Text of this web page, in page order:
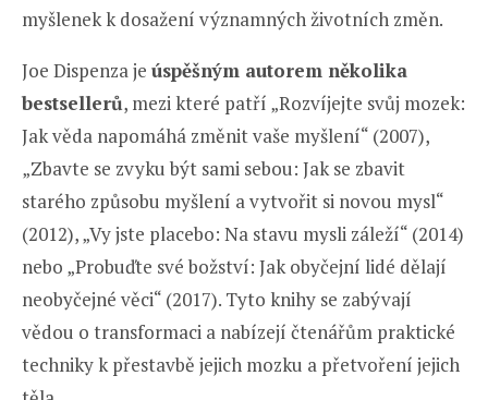
myšlenek k dosažení významných životních změn.
Joe Dispenza je úspěšným autorem několika
bestsellerů, mezi které patří „Rozvíjejte svůj mozek:
Jak věda napomáhá změnit vaše myšlení“ (2007),
„Zbavte se zvyku být sami sebou: Jak se zbavit
starého způsobu myšlení a vytvořit si novou mysl“
(2012), „Vy jste placebo: Na stavu mysli záleží“ (2014)
nebo „Probuďte své božství: Jak obyčejní lidé dělají
neobyčejné věci“ (2017). Tyto knihy se zabývají
vědou o transformaci a nabízejí čtenářům praktické
techniky k přestavbě jejich mozku a přetvoření jejich